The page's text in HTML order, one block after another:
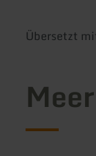
Übersetzt